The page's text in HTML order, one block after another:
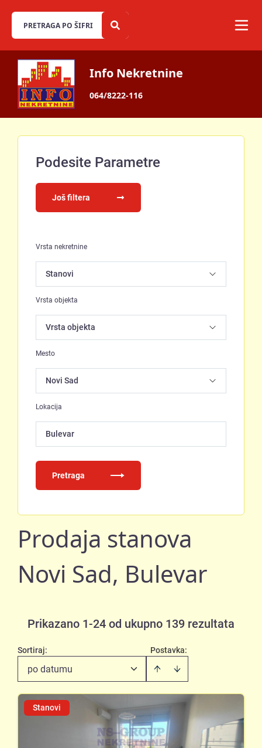
Info Nekretnine
064/8222-116
Podesite Parametre
Još filtera
Vrsta nekretnine
Vrsta objekta
Mesto
Lokacija
Bulevar
Pretraga
Prodaja stanova
Novi Sad, Bulevar
Prikazano 1-24 od ukupno 139 rezultata
Postavka:
Sortiraj:
po datumu
Stanovi